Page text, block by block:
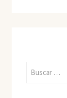
Buscar: